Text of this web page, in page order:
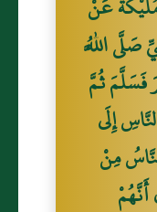
عَنْ
صَلَّى اللَّهُ
فَسَلَّمَ ثُمَّ
إِلَى
مِنْ